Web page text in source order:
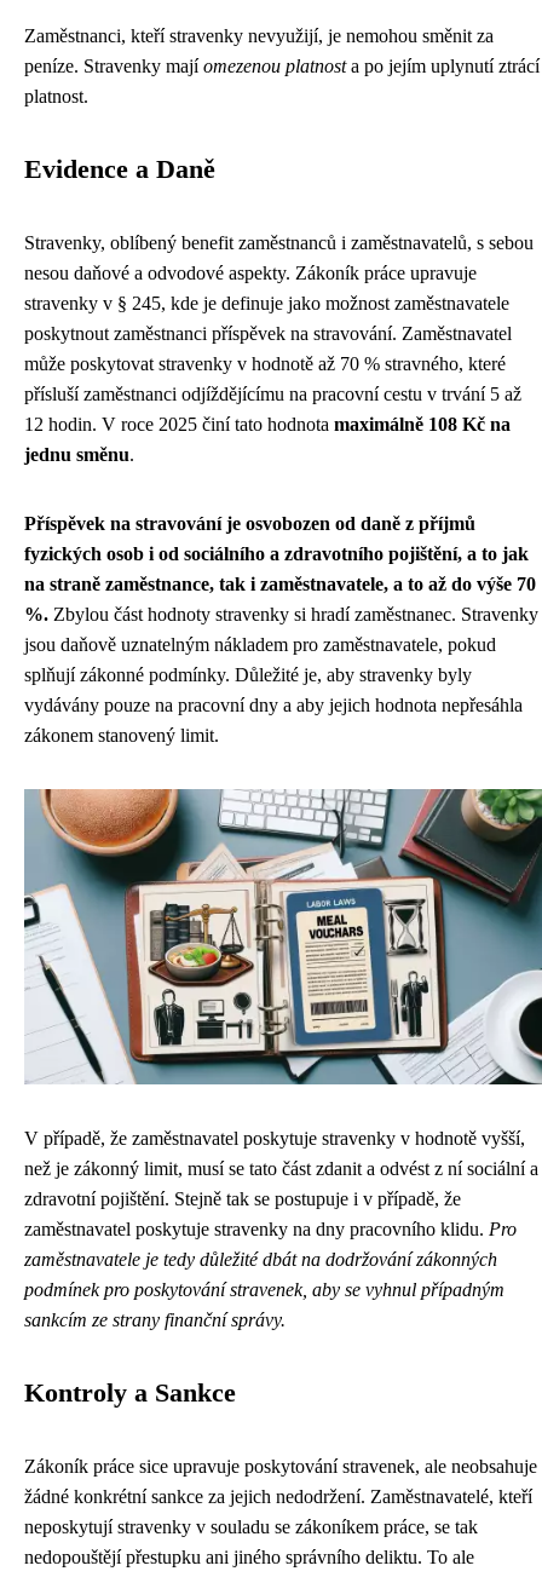
Zaměstnanci, kteří stravenky nevyužijí, je nemohou směnit za
peníze. Stravenky majíomezenou platnosta po jejím uplynutí ztrácí
platnost.
Evidence a Daně
Stravenky, oblíbený benefit zaměstnanců i zaměstnavatelů, s sebou
nesou daňové a odvodové aspekty. Zákoník práce upravuje
stravenky v § 245, kde je definuje jako možnost zaměstnavatele
poskytnout zaměstnanci příspěvek na stravování. Zaměstnavatel
může poskytovat stravenky v hodnotě až 70 % stravného, které
přísluší zaměstnanci odjíždějícímu na pracovní cestu v trvání 5 až
12 hodin. V roce 2025 činí tato hodnota maximálně 108 Kč na
jednu směnu.
Příspěvek na stravování je osvobozen od daně z příjmů
fyzických osob i od sociálního a zdravotního pojištění, a to jak
na straně zaměstnance, tak i zaměstnavatele, a to až do výše 70
%. Zbylou část hodnoty stravenky si hradí zaměstnanec. Stravenky
jsou daňově uznatelným nákladem pro zaměstnavatele, pokud
splňují zákonné podmínky. Důležité je, aby stravenky byly
vydávány pouze na pracovní dny a aby jejich hodnota nepřesáhla
zákonem stanovený limit.
V případě, že zaměstnavatel poskytuje stravenky v hodnotě vyšší,
než je zákonný limit, musí se tato část zdanit a odvést z ní sociální a
zdravotní pojištění. Stejně tak se postupuje i v případě, že
zaměstnavatel poskytuje stravenky na dny pracovního klidu. Pro
zaměstnavatele je tedy důležité dbát na dodržování zákonných
podmínek pro poskytování stravenek, aby se vyhnul případným
sankcím ze strany finanční správy.
Kontroly a Sankce
Zákoník práce sice upravuje poskytování stravenek, ale neobsahuje
žádné konkrétní sankce za jejich nedodržení. Zaměstnavatelé, kteří
neposkytují stravenky v souladu se zákoníkem práce, se tak
nedopouštějí přestupku ani jiného správního deliktu. To ale